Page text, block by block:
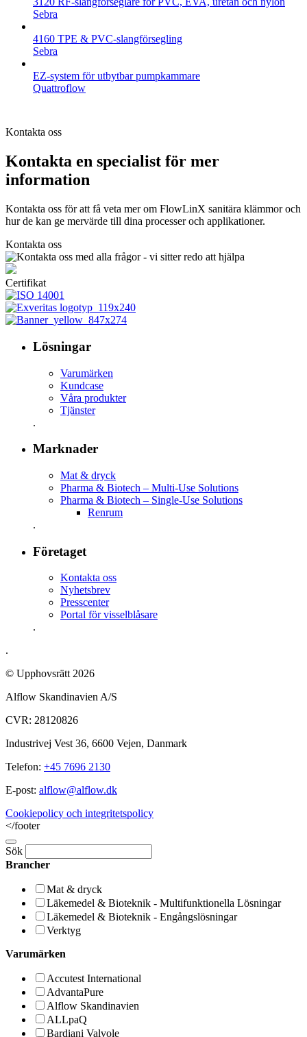
Sebra
4160 TPE & PVC-slangförsegling
Sebra
EZ-system för utbytbar pumpkammare
Quattroflow
Kontakta oss
Kontakta en specialist för mer
information
Kontakta oss för att få veta mer om FlowLinX sanitära klämmor och
hur de kan ge mervärde till dina processer och applikationer.
Kontakta oss
Certifikat
Lösningar
Varumärken
Kundcase
Våra produkter
Tjänster
.
Marknader
Mat & dryck
Pharma & Biotech – Multi-Use Solutions
Pharma & Biotech – Single-Use Solutions
Renrum
.
Företaget
Kontakta oss
Nyhetsbrev
Presscenter
Portal för visselblåsare
.
.
© Upphovsrätt 2026
Alflow Skandinavien A/S
CVR: 28120826
Industrivej Vest 36, 6600 Vejen, Danmark
Telefon: +45 7696 2130
E-post: alflow@alflow.dk
Cookiepolicy och integritetspolicy
</footer
Sök
Brancher
Mat & dryck
Läkemedel & Bioteknik - Multifunktionella Lösningar
Läkemedel & Bioteknik - Engångslösningar
Verktyg
Varumärken
Accutest International
AdvantaPure
Alflow Skandinavien
ALLpaQ
Bardiani Valvole